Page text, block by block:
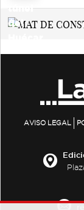
AVISO LEGAL